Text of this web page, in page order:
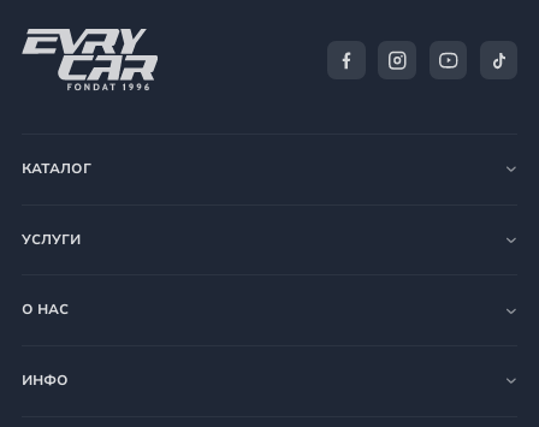
КАТАЛОГ
УСЛУГИ
О НАС
ИНФО